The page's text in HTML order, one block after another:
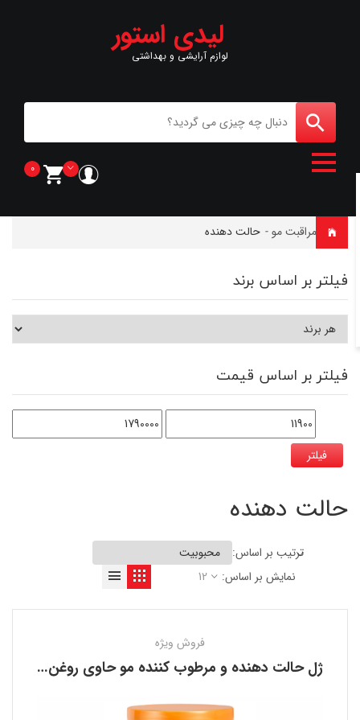
لیدی استور
لوازم آرایشی و بهداشتی
0
خانه مراقبت مو - حالت دهنده
فیلتر بر اساس برند
فیلتر بر اساس قیمت
فیلتر
حالت دهنده
ترتیب بر اساس:
نمایش بر اساس:
12
فروش ویژه
ژل حالت دهنده و مرطوب کننده مو حاوی روغن زیتون کانتو CANTU